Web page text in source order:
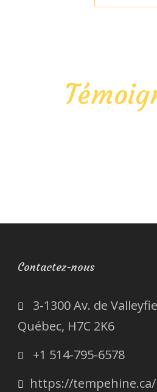
Contactez-nous
3-1300 Av. de
Québec, H7C 2K6
+1 514-795-6578
https://tempehine.ca/